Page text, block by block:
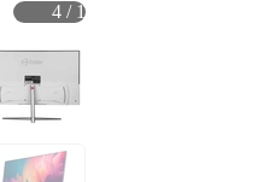
1
/
4